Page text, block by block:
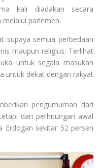
kali diadakan secara
melalui parlemen.
supaya semua perbedaan
maupun religius. Terlihat
untuk segala masukan
untuk dekat dengan rakyat
pengumuman dari
dari perhitungan awal
Erdogan sekitar 52 persen